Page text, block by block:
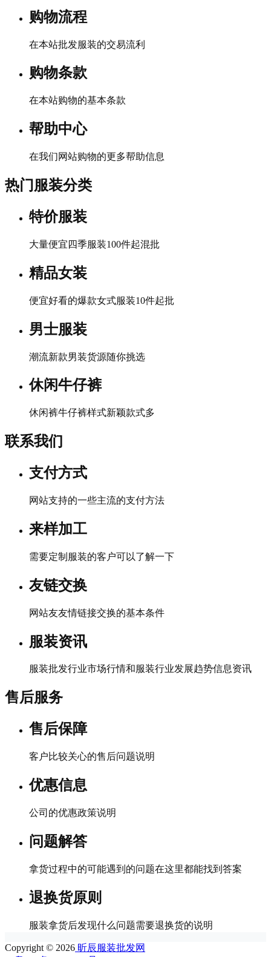
购物流程
在本站批发服装的交易流利
购物条款
在本站购物的基本条款
帮助中心
在我们网站购物的更多帮助信息
热门服装分类
特价服装
大量便宜四季服装100件起混批
精品女装
便宜好看的爆款女式服装10件起批
男士服装
潮流新款男装货源随你挑选
休闲牛仔裤
休闲裤牛仔裤样式新颖款式多
联系我们
支付方式
网站支持的一些主流的支付方法
来样加工
需要定制服装的客户可以了解一下
友链交换
网站友友情链接交换的基本条件
服装资讯
服装批发行业市场行情和服装行业发展趋势信息资讯
售后服务
售后保障
客户比较关心的售后问题说明
优惠信息
公司的优惠政策说明
问题解答
拿货过程中的可能遇到的问题在这里都能找到答案
退换货原则
服装拿货后发现什么问题需要退换货的说明
Copyright © 2026 昕辰服装批发网